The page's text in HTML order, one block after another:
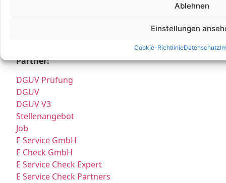
Ablehnen
Einstellungen
Cookie-RichtlinieDatenschutz
* Hierbei handelt es sich weder um Niederlassungen, noch Werkstätten o.ä.,
richten können und wo wir Sie nach vorheriger Terminvereinbarung gerne
Partner:
DGUV Prüfung
DGUV
DGUV V3
Stellenangebot
Job
E Service GmbH
E Check GmbH
E Service Check Expert
E Service Check Partners